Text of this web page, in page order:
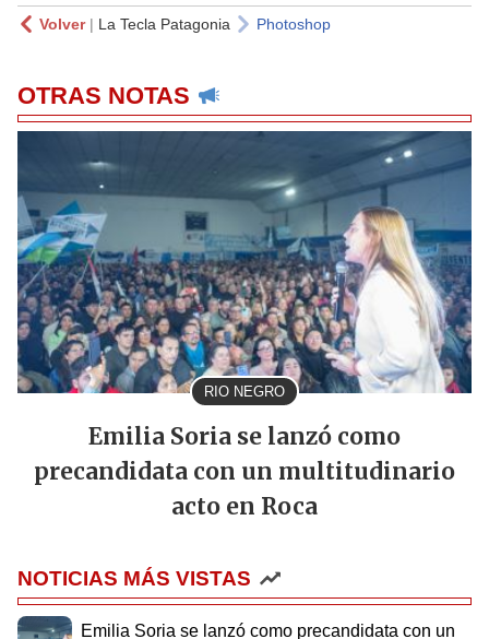
Volver| La Tecla Patagonia Photoshop
OTRAS NOTAS
RIO NEGRO
Emilia Soria se lanzó como
precandidata con un multitudinario
acto en Roca
NOTICIAS MÁS VISTAS
Emilia Soria se lanzó como precandidata con un